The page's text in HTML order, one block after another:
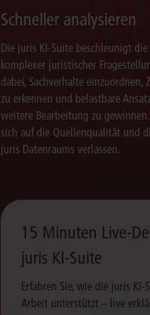
Schneller analysieren
Die juris KI-Suite beschleunigt die
komplexer juristischer
dabei, Sachverhalte einzuordnen,
zu erkennen und belastbare
weitere Bearbeitung zu
sich auf die Quellenqualität und
juris Datenraums verlassen.
15 Minuten Live-
juris KI-Suite
Erfahren Sie, wie die juris KI-
Arbeit unterstützt – live